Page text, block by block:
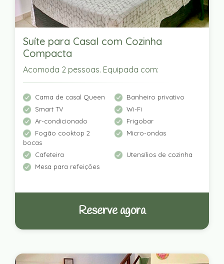
Suíte para Casal com Cozinha
Compacta
Acomoda 2 pessoas. Equipada com:
Cama de casal Queen
Banheiro privativo
Smart TV
Wi-Fi
Ar-condicionado
Frigobar
Fogão cooktop 2
bocas
Micro-ondas
Cafeteira
Utensílios de cozinha
Mesa para refeições
Reserve agora